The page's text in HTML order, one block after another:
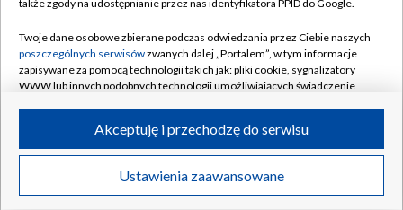
Rada Programowa
System NOS
Informacje o nadawcy
Program dla prasy
Ogłoszenie przetargowe
Kontakt
Kanały
©2026 Telewizja Polska S.A. w likwidacji
także zgody na udostępnianie przez nas identyfikatora PPID do Google.
Twoje dane osobowe zbierane podczas odwiedzania przez Ciebie naszych
poszczególnych serwisówzwanych dalej „Portalem”, w tym informacje
zapisywane za pomocą technologii takich jak: pliki cookie, sygnalizatory
WWW lub innych podobnych technologii umożliwiających świadczenie
ruchu w Internecie.
Twoje dane osobowe zbierane podczas odwiedzania przez Ciebie
poszczególnych serwisówna Portalu, takie jak adresy IP, identyfikatory
Ustawienia zaawansowane
Akceptuję i przechodzę do serwisu